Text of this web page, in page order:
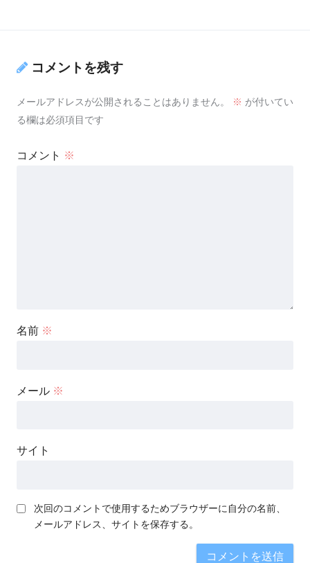
コメントを残す
メールアドレスが公開されることはありません。 ※ が付いてい
る欄は必須項目です
コメント ※
名前 ※
メール ※
サイト
次回のコメントで使用するためブラウザーに自分の名前、
メールアドレス、サイトを保存する。